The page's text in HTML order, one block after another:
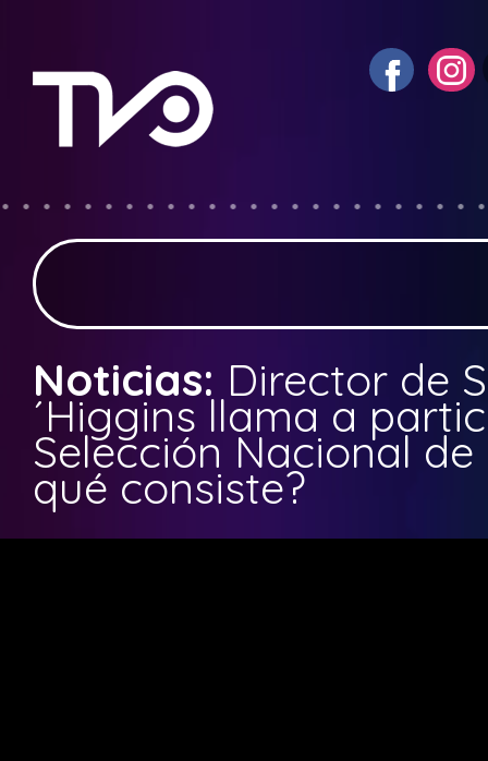
Noticias: Director de
´Higgins llama a
Selección Nacional de
qué consiste?